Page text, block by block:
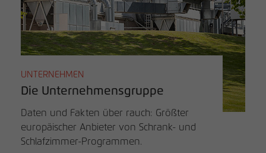
UNTERNEHMEN
Die Unternehmensgruppe
Daten und Fakten über rauch: Größter
europäischer Anbieter von Schrank- und
Schlafzimmer-Programmen.